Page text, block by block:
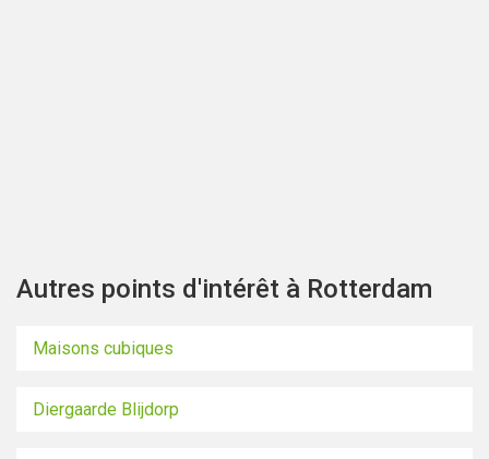
Autres points d'intérêt à Rotterdam
Maisons cubiques
Diergaarde Blijdorp